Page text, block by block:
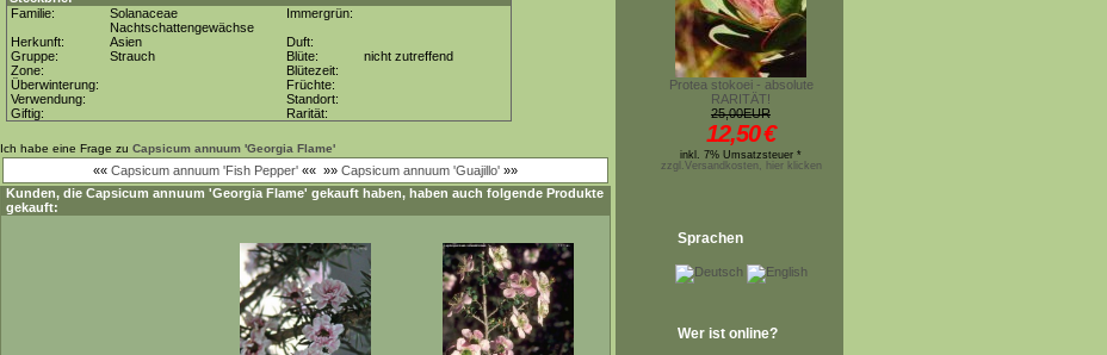
Familie:
Solanaceae
Nachtschattengewächse
Immergrün:
Herkunft:
Asien
Duft:
Gruppe:
Strauch Blüte:
nicht zutreffend
Zone:
Blütezeit:
Überwinterung:
Früchte:
Verwendung:
Standort:
Giftig:
Rarität:
Ich habe eine Frage zu Capsicum annuum 'Georgia Flame'
«« Capsicum annuum 'Fish Pepper' «« »» Capsicum annuum 'Guajillo' »»
Kunden, die Capsicum annuum 'Georgia Flame' gekauft haben, haben auch folgende Produkte
gekauft:
Protea stokoei - absolute
RARITÄT!
25,00EUR
12,50€
inkl. 7% Umsatzsteuer *
zzgl.Versandkosten, hier klicken
Sprachen
Wer ist online?